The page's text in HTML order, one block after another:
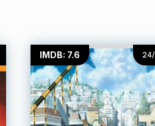
IMDB: 7.6